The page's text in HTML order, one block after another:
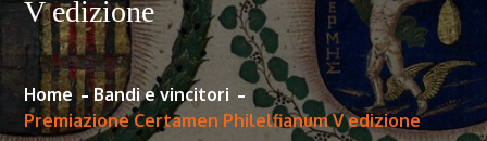
V edizione
Home
Bandi e vincitori
Premiazione Certamen Philelfianum V edizione